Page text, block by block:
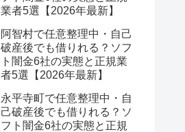
業者5選【2026年最新】
阿智村で任意整理中・自己
破産後でも借りれる？ソフ
ト闇金6社の実態と正規業
者5選【2026年最新】
永平寺町で任意整理中・自
己破産後でも借りれる？ソ
フト闇金6社の実態と正規